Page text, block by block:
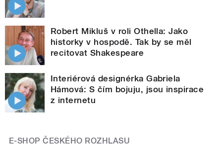
Robert Mikluš v roli Othella: Jako
historky v hospodě. Tak by se měl
recitovat Shakespeare
Interiérová designérka Gabriela
Hámová: S čím bojuju, jsou inspirace
z internetu
E-SHOP ČESKÉHO ROZHLASU